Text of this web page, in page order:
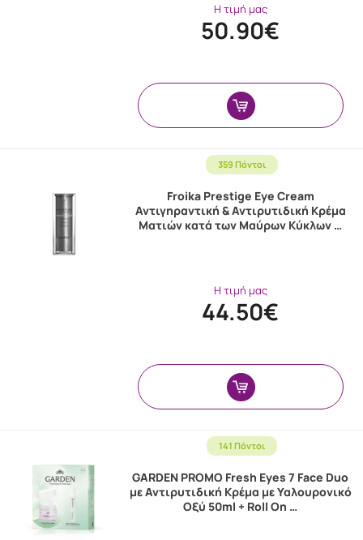
Η τιμή μας
50.90€
359 Πόντοι
Froika Prestige Eye Cream
Αντιγηραντική & Αντιρυτιδική Κρέμα
Ματιών κατά των Μαύρων Κύκλων …
Η τιμή μας
44.50€
141 Πόντοι
GARDEN PROMO Fresh Eyes 7 Face Duo
με Αντιρυτιδική Κρέμα με Υαλουρονικό
Οξύ 50ml + Roll On …